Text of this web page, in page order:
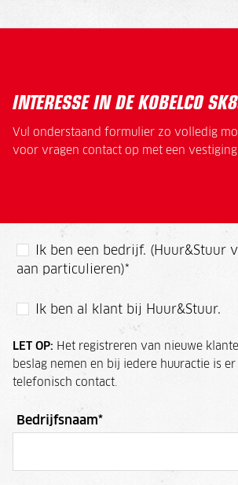
INTERESSE IN DE KOBELCO
Vul onderstaand formulier zo volledig
voor vragen contact op met een
Ik ben een bedrijf. (Huur&Stuur
aan particulieren)*
Ik ben al klant bij Huur&Stuur.
LET OP: Het registreren van nieuwe
beslag nemen en bij iedere huuractie is
telefonisch contact.
Bedrijfsnaam*